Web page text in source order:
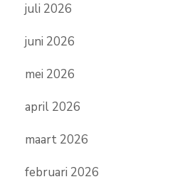
juli 2026
juni 2026
mei 2026
april 2026
maart 2026
februari 2026